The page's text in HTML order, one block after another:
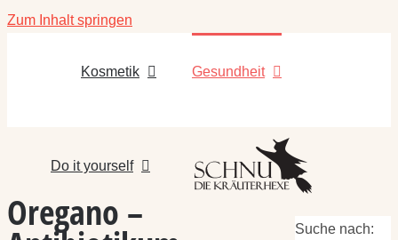
Zum Inhalt springen
Kosmetik Gesundheit
Do it yourself
Oregano – Suche nach: